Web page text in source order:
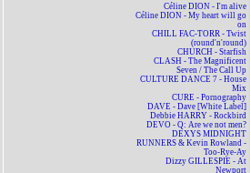
Céline DION - I'm alive
Céline DION - My heart will go
on
CHILL FAC-TORR - Twist
(round'n'round)
CHURCH - Starfish
CLASH - The Magnificent
Seven / The Call Up
CULTURE DANCE 7 - House
Mix
CURE - Pornography
DAVE - Dave [White Label]
Debbie HARRY - Rockbird
DEVO - Q: Are we not men?
DEXYS MIDNIGHT
RUNNERS & Kevin Rowland -
Too-Rye-Ay
Dizzy GILLESPIE - At
Newport